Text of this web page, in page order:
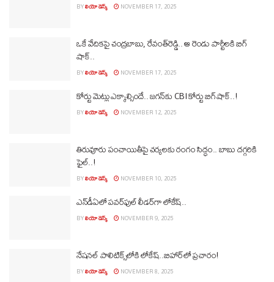
BYలియో డెస్క్ NOVEMBER 17, 2025
ఒకే వేదికపై చంద్రబాబు, రేవంత్‌రెడ్డి.. ఆ రెండు పార్టీలకి బిగ్‌
షాక్‌..
BYలియో డెస్క్ NOVEMBER 17, 2025
కోర్టు మెట్లు ఎక్కాల్సిందే.. జగన్‌కు CBI కోర్టు బిగ్‌షాక్..!
BYలియో డెస్క్ NOVEMBER 12, 2025
తిరువూరు పంచాయితీపై చర్యలకు రంగం సిద్ధం.. బాబు దగ్గరికి
ఫైల్‌..!
BYలియో డెస్క్ NOVEMBER 10, 2025
ఎన్‌డీఏలో పవర్‌ఫుల్‌ లీడర్‌గా లోకేష్‌..
BYలియో డెస్క్ NOVEMBER 9, 2025
నేషనల్ పాలిటిక్స్‌లోకి లోకేష్‌..బిహార్‌లో ప్రచారం!
BYలియో డెస్క్ NOVEMBER 8, 2025